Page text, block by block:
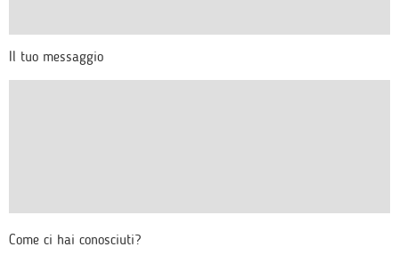
Il tuo messaggio
Come ci hai conosciuti?